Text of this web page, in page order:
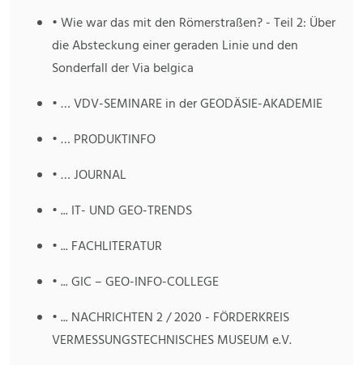
• Wie war das mit den Römerstraßen? - Teil 2: Über
die Absteckung einer geraden Linie und den
Sonderfall der Via belgica
• … VDV-SEMINARE in der GEODÄSIE-AKADEMIE
• … PRODUKTINFO
• … JOURNAL
• ... IT- UND GEO-TRENDS
• ... FACHLITERATUR
• ... GIC – GEO-INFO-COLLEGE
• ... NACHRICHTEN 2 / 2020 - FÖRDERKREIS
VERMESSUNGSTECHNISCHES MUSEUM e.V.